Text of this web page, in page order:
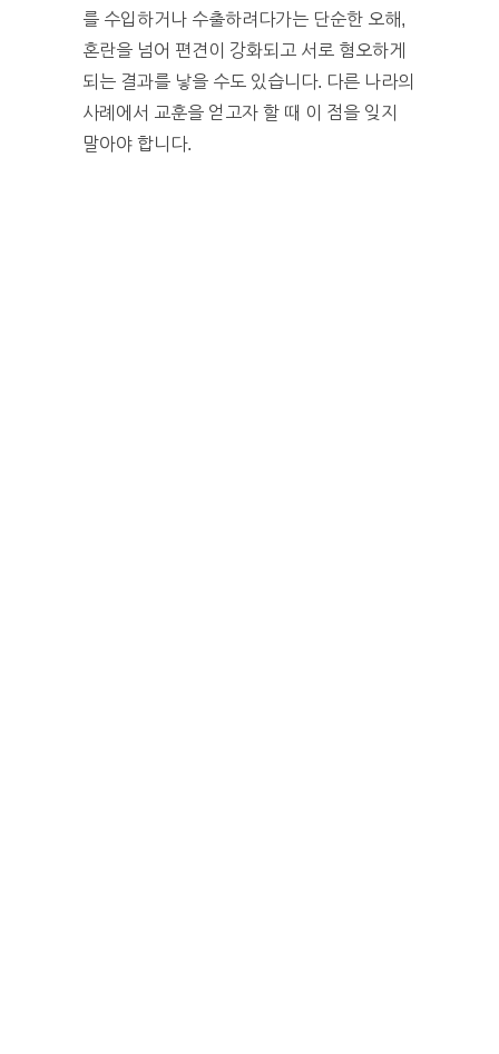
를 수입하거나 수출하려다가는 단순한 오해,
혼란을 넘어 편견이 강화되고 서로 혐오하게
되는 결과를 낳을 수도 있습니다. 다른 나라의
사례에서 교훈을 얻고자 할 때 이 점을 잊지
말아야 합니다.